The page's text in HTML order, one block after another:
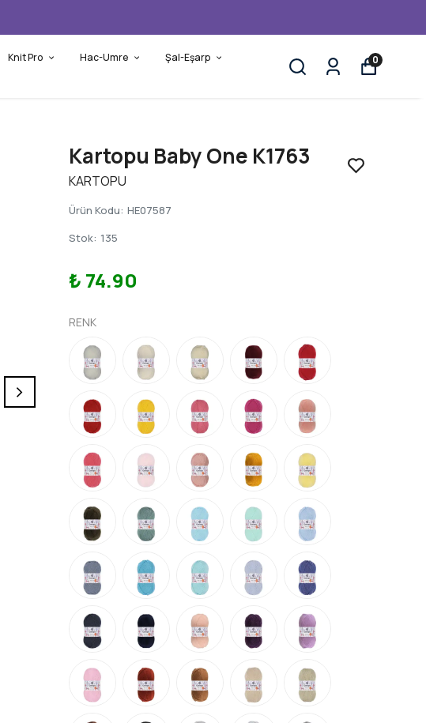
Knit Pro Hac-Umre
Şal-Eşarp
0
Kartopu Baby One K1763
KARTOPU
Ürün Kodu: HE07587
Stok: 135
₺ 74.90
RENK